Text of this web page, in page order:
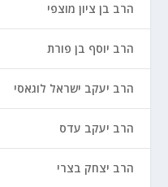
הרב בן ציון מוצפי
הרב יוסף בן פורת
הרב יעקב ישראל לוגאסי
הרב יעקב עדס
הרב יצחק בצרי